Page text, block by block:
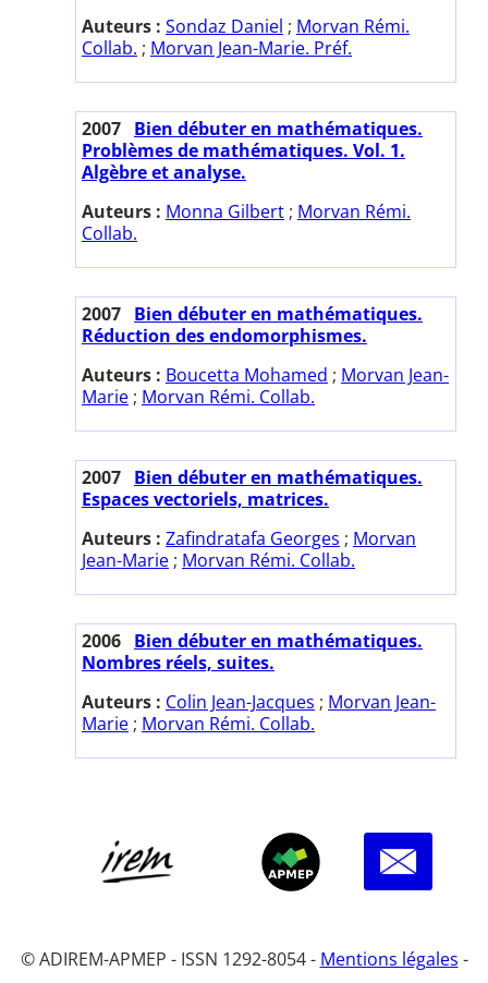
Auteurs : Sondaz Daniel ; Morvan Rémi.
Collab. ; Morvan Jean-Marie. Préf.
2007 Bien débuter en mathématiques.
Problèmes de mathématiques. Vol. 1.
Algèbre et analyse.
Auteurs : Monna Gilbert ; Morvan Rémi.
Collab.
2007 Bien débuter en mathématiques.
Réduction des endomorphismes.
Auteurs : Boucetta Mohamed ; Morvan Jean-
Marie ; Morvan Rémi. Collab.
2007 Bien débuter en mathématiques.
Espaces vectoriels, matrices.
Auteurs : Zafindratafa Georges ; Morvan
Jean-Marie ; Morvan Rémi. Collab.
2006 Bien débuter en mathématiques.
Nombres réels, suites.
Auteurs : Colin Jean-Jacques ; Morvan Jean-
Marie ; Morvan Rémi. Collab.
© ADIREM-APMEP - ISSN 1292-8054 - Mentions légales -